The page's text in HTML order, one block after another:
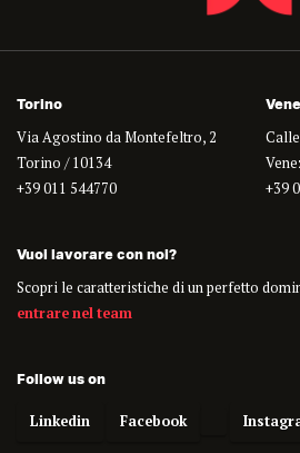
Torino
Via Agostino da Montefeltro, 2
Torino / 10134
+39 011 544770
+39
Vuoi lavorare con noi?
Scopri le caratteristiche di un perfetto
entrare nel team
Follow us on
Linkedin Facebook